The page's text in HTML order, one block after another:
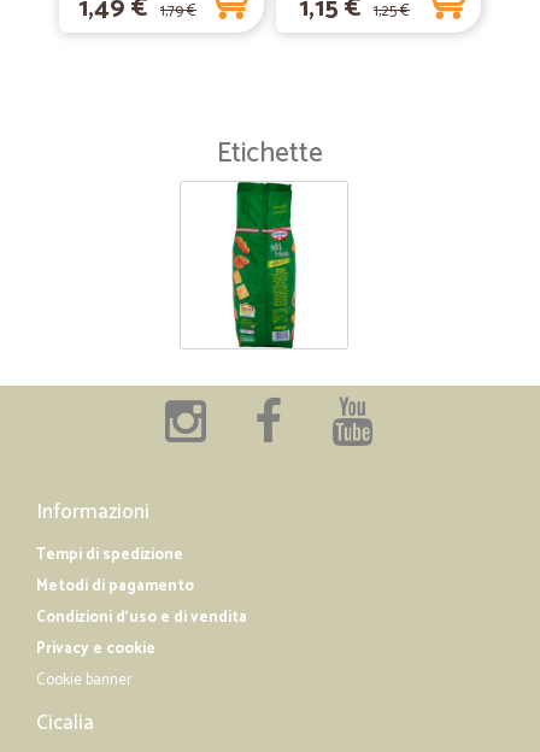
1,79 € 1,25 €
Etichette
Informazioni
Tempi di spedizione
Metodi di pagamento
Condizioni d'uso e di vendita
Privacy e cookie
Cookie banner
Cicalia